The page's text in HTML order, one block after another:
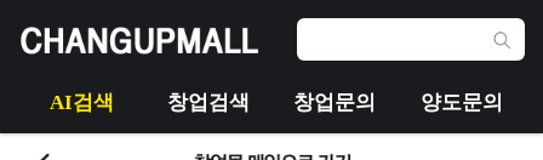
AI검색 창업검색 창업문의 양도문의